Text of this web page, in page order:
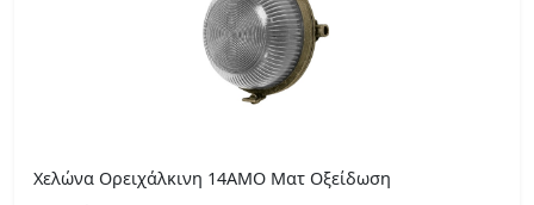
Χελώνα Ορειχάλκινη 14ΑΜΟ Ματ Οξείδωση